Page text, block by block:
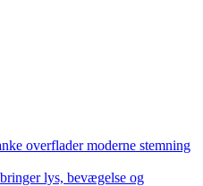
overflader moderne stemning
lys, bevægelse og